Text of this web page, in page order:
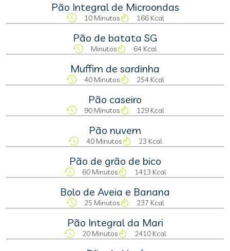
Pão Integral de Microondas
10 Minutos 166 Kcal
Pão de batata SG
Minutos 64 Kcal
Muffim de sardinha
40 Minutos 254 Kcal
Pão caseiro
90 Minutos 129 Kcal
Pão nuvem
40 Minutos 23 Kcal
Pão de grão de bico
60 Minutos 1413 Kcal
Bolo de Aveia e Banana
25 Minutos 237 Kcal
Pão Integral da Mari
20 Minutos 2410 Kcal